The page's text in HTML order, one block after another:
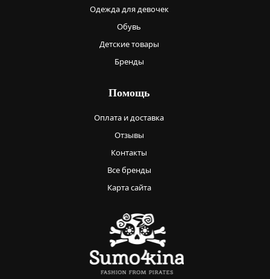
Одежда для девочек
Обувь
Детские товары
Бренды
Помощь
Оплата и доставка
Отзывы
Контакты
Все бренды
Карта сайта